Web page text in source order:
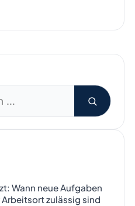
Wann neue Aufgaben
zulässig sind